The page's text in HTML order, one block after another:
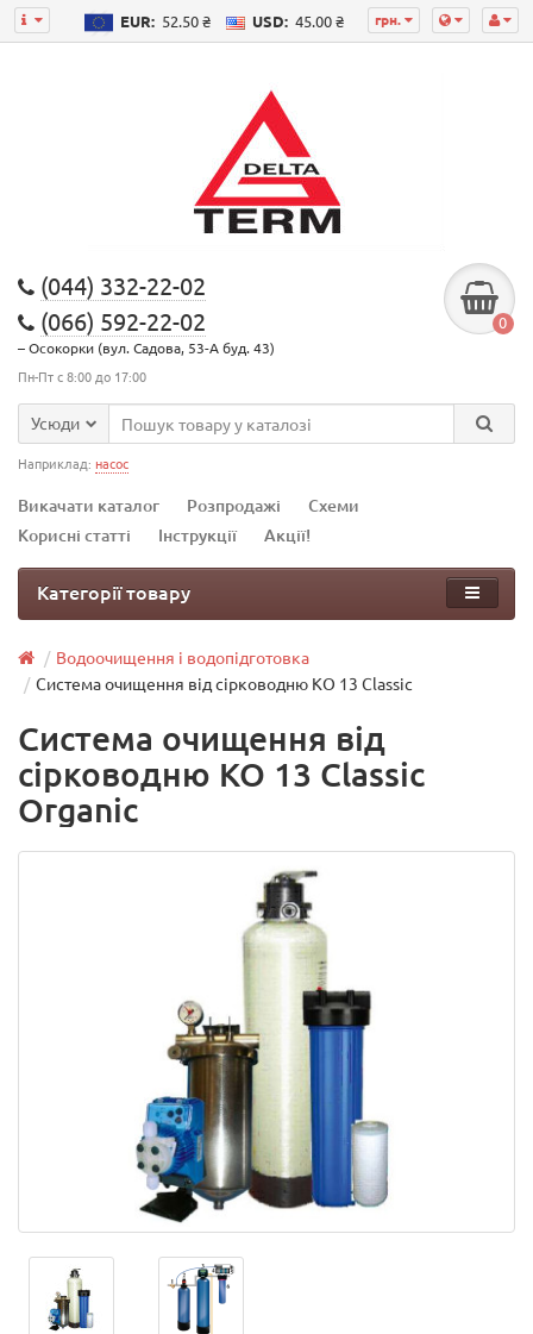
грн.
EUR: 52.50 ₴ USD: 45.00 ₴
(044) 332-22-02
(066) 592-22-02
– Осокорки (вул. Садова, 53-А буд. 43)
Пн-Пт с 8:00 до 17:00
0
Усюди
Наприклад: насос
Викачати каталог Розпродажі
Схеми
Корисні статті
Інструкції Акції!
Категорії товару
Водоочищення і водопідготовка
Система очищення від сірководню КО 13 Classic
Система очищення від
сірководню КО 13 Classic
Organic